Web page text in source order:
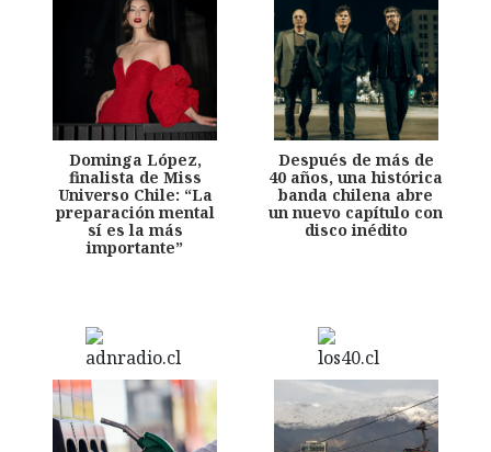
Dominga López,
finalista de Miss
Universo Chile: “La
preparación mental
sí es la más
importante”
Después de más de
40 años, una histórica
banda chilena abre
un nuevo capítulo con
disco inédito